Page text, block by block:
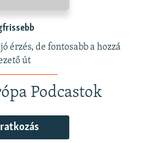
érzés, de fontosabb a hozzá
út
Podcastok